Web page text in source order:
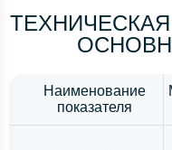
Наименование
показателя